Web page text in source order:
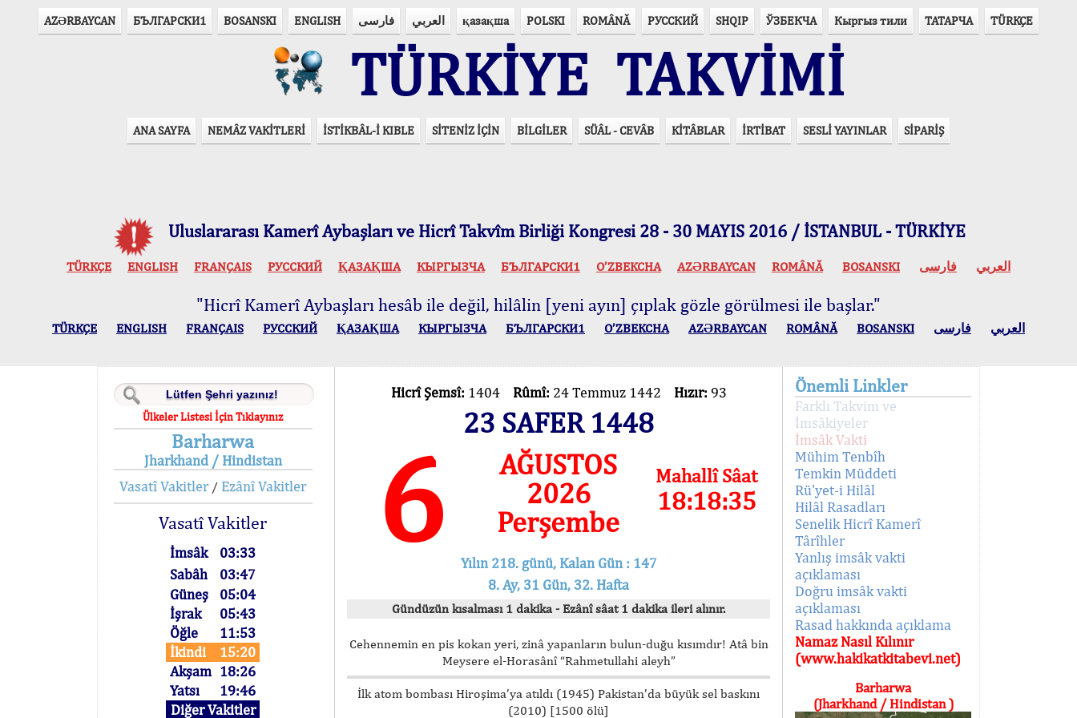
AZӘRBAYCAN БЪЛГАРСКИ1 BOSANSKI ENGLISH فارسی العربي қазақша POLSKI ROMÂNĂ РУССКИЙ SHQIP ЎЗБЕКЧА Кыргыз тили ТАТАРЧА TÜRKÇE
TÜRKİYE TAKVİMİ
ANA SAYFA NEMÂZ VAKİTLERİ İSTİKBÂL-İ KIBLE SİTENİZ İÇİN BİLGİLER SÜÂL - CEVÂB KİTÂBLAR İRTİBAT SESLİ YAYINLAR SİPARİŞ
Uluslararası Kamerî Aybaşları ve Hicrî Takvîm Birliği Kongresi 28 - 30 MAYIS 2016 / İSTANBUL - TÜRKİYE
TÜRKÇE ENGLISH FRANÇAIS РУССКИЙ ҚАЗАҚША КЫPГЫЗЧA БЪЛГАРСКИ1 O’ZBEKCHA AZӘRBAYCAN ROMÂNĂ BOSANSKI العربي فارسی
"Hicrî Kamerî Aybaşları hesâb ile değil, hilâlin [yeni ayın] çıplak gözle görülmesi ile başlar."
TÜRKÇE ENGLISH FRANÇAIS РУССКИЙ ҚАЗАҚША КЫPГЫЗЧA БЪЛГАРСКИ1 O’ZBEKCHA AZӘRBAYCAN ROMÂNĂ BOSANSKI العربي فارسی
Ülkeler Listesi İçin Tıklayınız
Barharwa
Jharkhand / Hindistan
Vasatî Vakitler/ Ezânî Vakitler
Vasatî Vakitler
İmsâk
03:33
Sabâh
03:47
Güneş
05:04
İşrak
05:43
Öğle
11:53
İkindi
15:20
Akşam 18:26
Yatsı
19:46
Diğer Vakitler
Hicrî Şemsî: 1404 Rûmî: 24 Temmuz 1442 Hızır: 93
23 SAFER 1448
6
AĞUSTOS
2026
Perşembe
Mahallî Sâat
18:18:35
Yılın 218. günü, Kalan Gün : 147
8. Ay, 31 Gün, 32. Hafta
Gündüzün kısalması 1 dakika - Ezânî sâat 1 dakika ileri alınır.
Cehennemin en pis kokan yeri, zinâ yapanların bulun-duğu kısımdır! Atâ bin
Meysere el-Horasânî “Rahmetullahi aleyh”
İlk atom bombası Hiroşima’ya atıldı (1945) Pakistan’da büyük sel baskını
(2010) [1500 ölü]
Önemli Linkler
Farklı Takvim ve
İmsâkiyeler
İmsâk Vakti
Mühim Tenbîh
Temkin Müddeti
Rü'yet-i Hilâl
Hilâl Rasadları
Senelik Hicrî Kamerî
Târîhler
Yanlış imsâk vakti
açıklaması
Doğru imsâk vakti
açıklaması
Rasad hakkında açıklama
Namaz Nasıl Kılınır
(www.hakikatkitabevi.net)
Barharwa
(Jharkhand / Hindistan )